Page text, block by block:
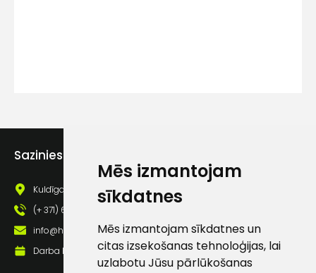
Mēs izmantojam
sīkdatnes
Mēs izmantojam sīkdatnes un
citas izsekošanas tehnoloģijas, lai
uzlabotu Jūsu pārlūkošanas
Sazinies ar mums
Kuldīgas iela 69a, Saldus, Saldus nov., LV - 3801
(+ 371) 63 881 186
info@hards.lv
Darba laiks: Darbadienās: 8:00 - 17:00
Piekrītu SIA Hards
lietošanas noteikumiem
pastā